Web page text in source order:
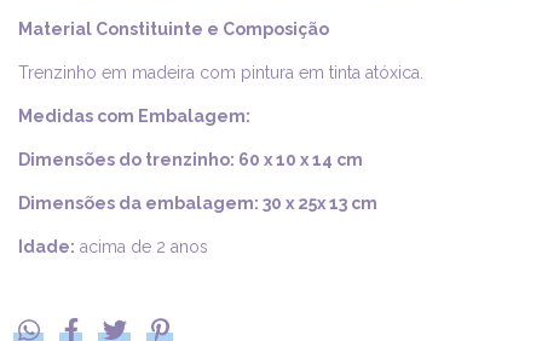
Material Constituinte e Composição
Trenzinho em madeira com pintura em tinta atóxica.
Medidas com Embalagem:
Dimensões do trenzinho: 60 x 10 x 14 cm
Dimensões da embalagem: 30 x 25x 13 cm
Idade: acima de 2 anos